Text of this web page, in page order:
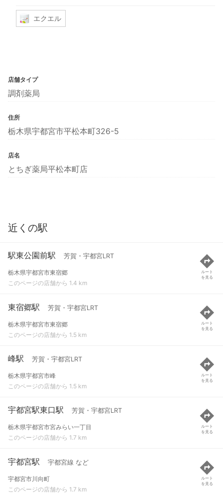
エクエル
店舗タイプ
調剤薬局
住所
栃木県宇都宮市平松本町326-5
店名
とちぎ薬局平松本町店
近くの駅
駅東公園前駅 芳賀・宇都宮LRT
栃木県宇都宮市東宿郷
このページの店舗から 1.4 km
ルート
を見る
東宿郷駅 芳賀・宇都宮LRT
栃木県宇都宮市東宿郷
このページの店舗から 1.5 km
ルート
を見る
峰駅 芳賀・宇都宮LRT
栃木県宇都宮市峰
このページの店舗から 1.5 km
ルート
を見る
宇都宮駅東口駅 芳賀・宇都宮LRT
栃木県宇都宮市宮みらい一丁目
このページの店舗から 1.7 km
ルート
を見る
宇都宮駅 宇都宮線 など
宇都宮市川向町
このページの店舗から 1.7 km
ルート
を見る